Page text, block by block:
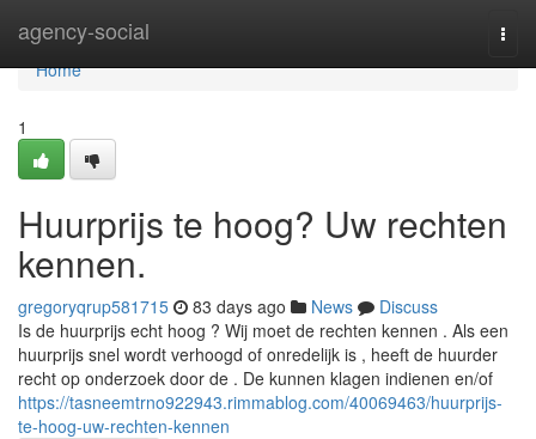
agency-social
Home
Home
1
Huurprijs te hoog? Uw rechten
kennen.
gregoryqrup581715 83 days ago News
Discuss
Is de huurprijs echt hoog ? Wij moet de rechten kennen . Als een
huurprijs snel wordt verhoogd of onredelijk is , heeft de huurder
recht op onderzoek door de . De kunnen klagen indienen en/of
https://tasneemtrno922943.rimmablog.com/40069463/huurprijs-
te-hoog-uw-rechten-kennen